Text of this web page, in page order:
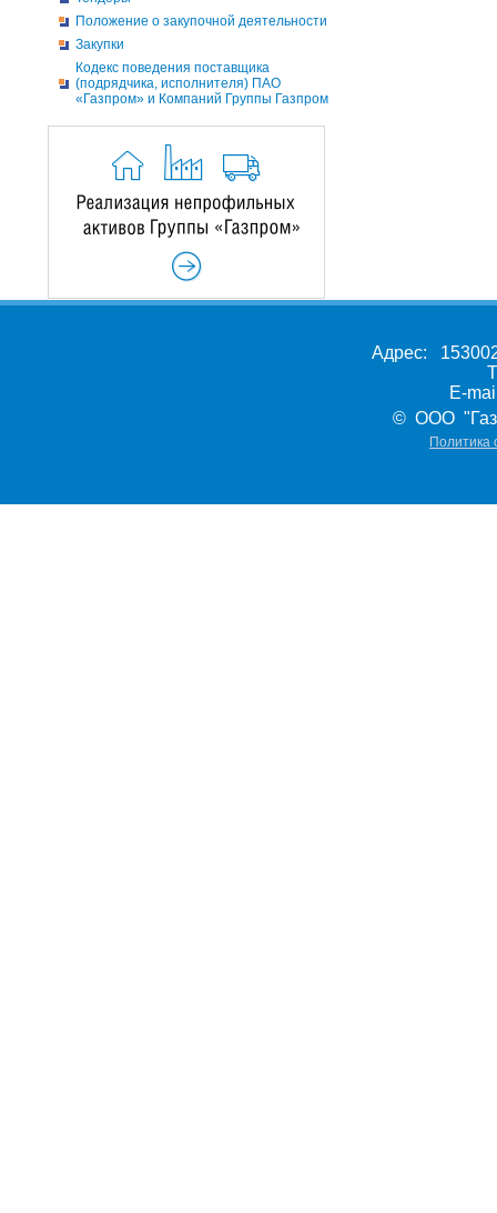
Положение о закупочной деятельности
Закупки
Кодекс поведения поставщика
(подрядчика, исполнителя) ПАО
«Газпром» и Компаний Группы Газпром
Адрес:
E-
© ООО
Политика